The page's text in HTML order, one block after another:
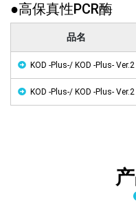
●高保真性PCR酶
品名
KOD -Plus-/ KOD -Plus- Ver.2
KOD -Plus-/ KOD -Plus- Ver.2